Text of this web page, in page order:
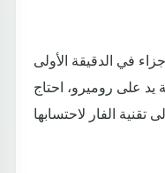
في الدقيقة الأولى
على روميرو، احتاج